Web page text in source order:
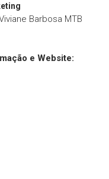
Barbosa MTB
e Website: